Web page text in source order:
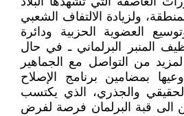
ولزيادة الالتفاف الشعبي
العضوية الحزبية ودائرة
المنبر البرلماني ـ في حال
لمزيد من التواصل مع الجماهير
بمضامين برنامج الإصلاح
والجذري، الذي يكتسب
الى قبة البرلمان فرصة لفرض